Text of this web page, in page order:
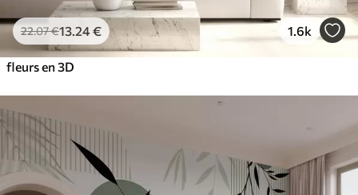
22.07€13 .24€ 1.6k
fleurs en 3D